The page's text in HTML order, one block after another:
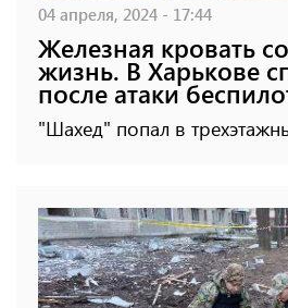
04 апреля, 2024 - 17:44
Железная кровать
жизнь. В Харькове
после атаки
"Шахед" попал в